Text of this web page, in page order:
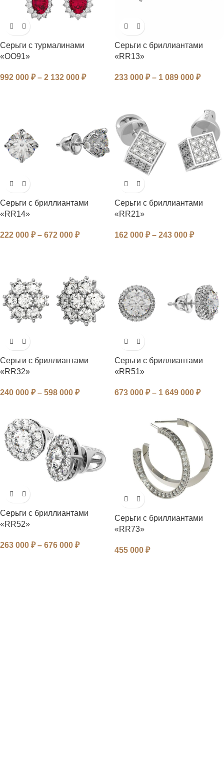
Серьги с турмалинами
«OO91»
992 000 ₽ – 2 132 000 ₽
Серьги с бриллиантами
«RR13»
233 000 ₽ – 1 089 000 ₽
Серьги с бриллиантами
«RR14»
222 000 ₽ – 672 000 ₽
Серьги с бриллиантами
«RR21»
162 000 ₽ – 243 000 ₽
Серьги с бриллиантами
«RR32»
240 000 ₽ – 598 000 ₽
Серьги с бриллиантами
«RR51»
673 000 ₽ – 1 649 000 ₽
Серьги с бриллиантами
«RR52»
263 000 ₽ – 676 000 ₽
Серьги с бриллиантами
«RR73»
455 000 ₽